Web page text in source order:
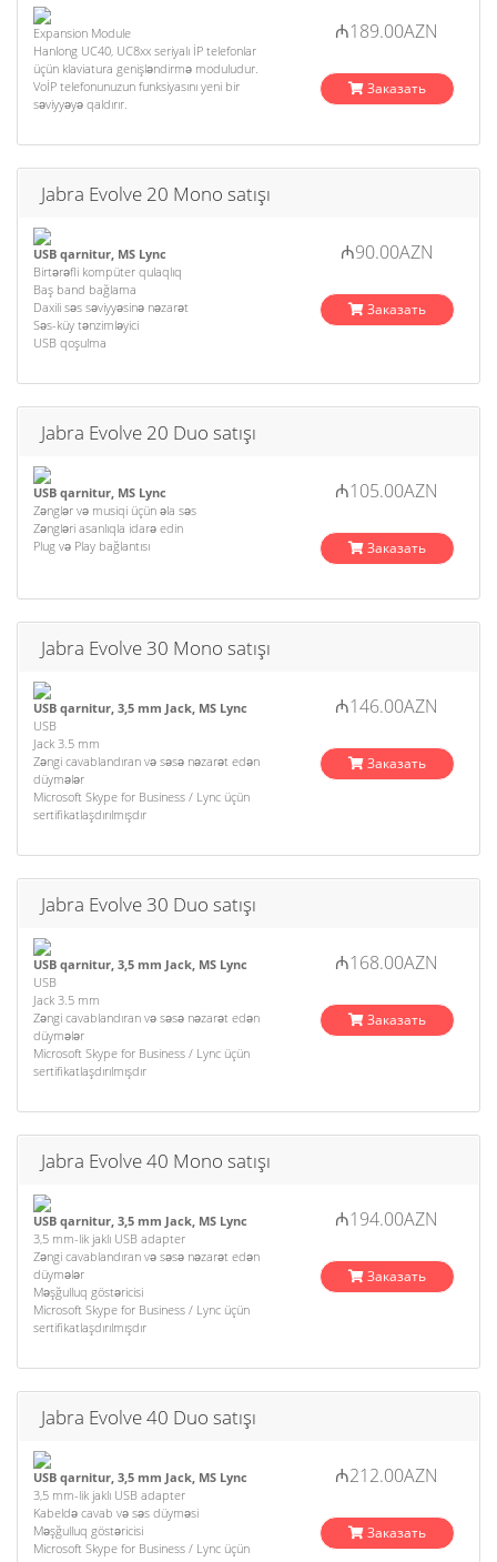
Expansion Module
Hanlong UC40, UC8xx seriyalı İP telefonlar
üçün klaviatura genişləndirmə moduludur.
VoİP telefonunuzun funksiyasını yeni bir
səviyyəyə qaldırır.
₼189.00AZN
Заказать
Jabra Evolve 20 Mono satışı
USB qarnitur, MS Lync
Birtərəfli kompüter qulaqlıq
Baş band bağlama
Daxili səs səviyyəsinə nəzarət
Səs-küy tənzimləyici
USB qoşulma
₼90.00AZN
Заказать
Jabra Evolve 20 Duo satışı
USB qarnitur, MS Lync
Zənglər və musiqi üçün əla səs
Zəngləri asanlıqla idarə edin
Plug və Play bağlantısı
₼105.00AZN
Заказать
Jabra Evolve 30 Mono satışı
USB qarnitur, 3,5 mm Jack, MS Lync
USB
Jack 3.5 mm
Zəngi cavablandıran və səsə nəzarət edən
düymələr
Microsoft Skype for Business / Lync üçün
sertifikatlaşdırılmışdır
₼146.00AZN
Заказать
Jabra Evolve 30 Duo satışı
USB qarnitur, 3,5 mm Jack, MS Lync
USB
Jack 3.5 mm
Zəngi cavablandıran və səsə nəzarət edən
düymələr
Microsoft Skype for Business / Lync üçün
sertifikatlaşdırılmışdır
₼168.00AZN
Заказать
Jabra Evolve 40 Mono satışı
USB qarnitur, 3,5 mm Jack, MS Lync
3,5 mm-lik jaklı USB adapter
Zəngi cavablandıran və səsə nəzarət edən
düymələr
Məşğulluq göstəricisi
Microsoft Skype for Business / Lync üçün
sertifikatlaşdırılmışdır
₼194.00AZN
Заказать
Jabra Evolve 40 Duo satışı
USB qarnitur, 3,5 mm Jack, MS Lync
3,5 mm-lik jaklı USB adapter
Kabeldə cavab və səs düyməsi
Məşğulluq göstəricisi
Microsoft Skype for Business / Lync üçün
₼212.00AZN
Заказать